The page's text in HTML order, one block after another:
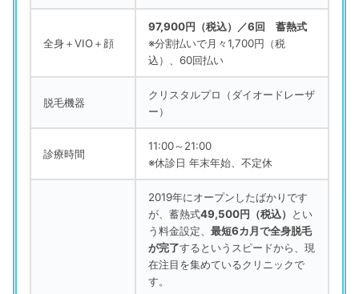
全身＋VIO＋顔
97,900円（税込）／6回 蓄熱式
※分割払いで月々1,700円（税
込）、60回払い
脱毛機器
クリスタルプロ（ダイオードレーザ
ー）
診療時間
11:00～21:00
※休診日 年末年始、不定休
2019年にオープンしたばかりです
が、蓄熱式49,500円（税込）
とい
う料金設定、 最短6カ月で全身脱毛
が完了するというスピードから、現
在注目を集めているクリニックで
す。